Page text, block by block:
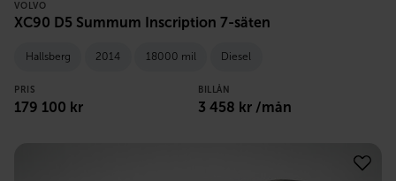
VOLVO
XC90 D5 Summum Inscription 7-säten
Hallsberg 2014 18000 mil Diesel
PRIS
179 100 kr
BILLÅN
3 458 kr /mån